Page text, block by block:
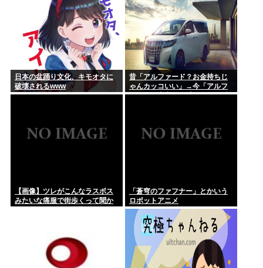
日本の盆踊り文化、キモオタに
破壊されるwww
昔「アルファード？お金持ちじ
ゃんカッコいい」→今「アルフ
ァード？中卒DQN専用イキり残
【画像】ツレがこんなラスボス
みたいな痛服で街歩くって聞か
「蒼穹のファフナー」とかいう
ロボットアニメ